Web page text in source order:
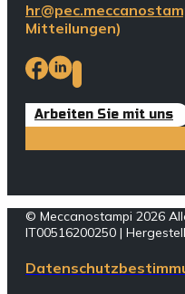
Mitteilungen)
Arbeiten Sie mit uns
© Meccanostampi 2026
IT00516200250 |